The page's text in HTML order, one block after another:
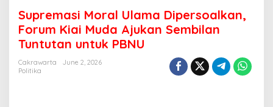
p
r
e
m
a
Supremasi Moral Ulama Dipersoalkan,
Forum Kiai Muda Ajukan Sembilan
Tuntutan untuk PBNU
Cakrawarta
June 2, 2026
Politika